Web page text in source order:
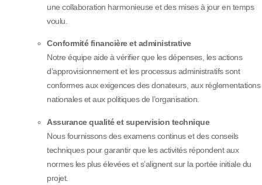
une collaboration harmonieuse et des mises à jour en temps
voulu.
Conformité financière et administrative
Notre équipe aide à vérifier que les dépenses, les actions
d’approvisionnement et les processus administratifs sont
conformes aux exigences des donateurs, aux réglementations
nationales et aux politiques de l’organisation.
Assurance qualité et supervision technique
Nous fournissons des examens continus et des conseils
techniques pour garantir que les activités répondent aux
normes les plus élevées et s’alignent sur la portée initiale du
projet.